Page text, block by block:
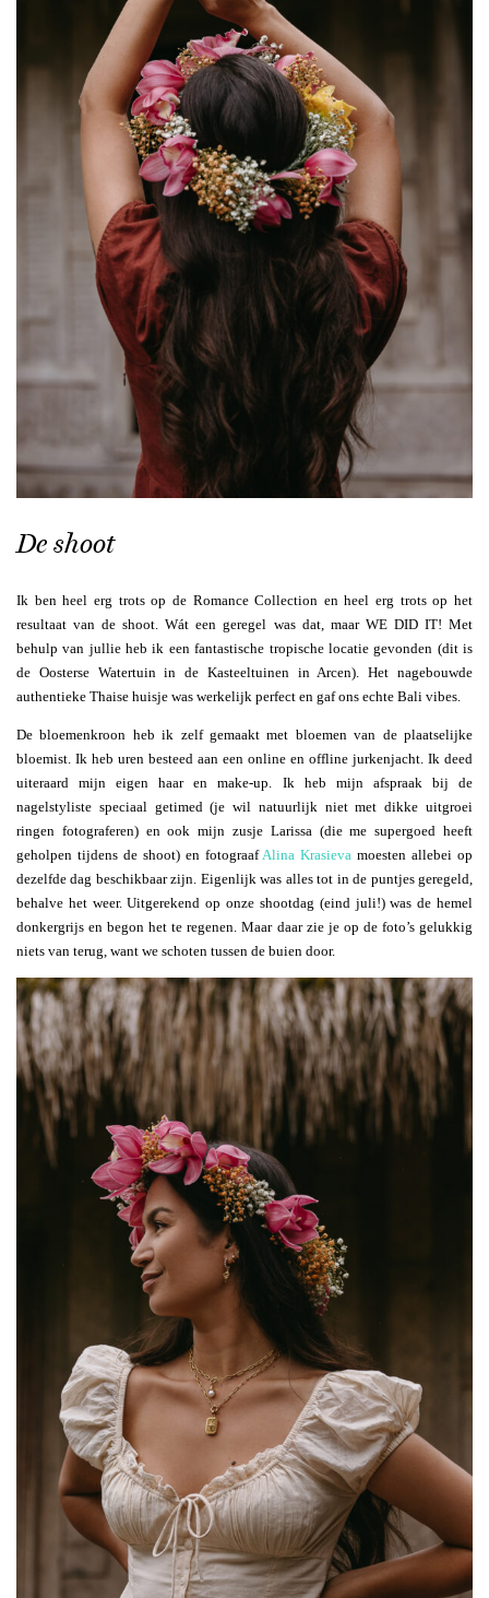
De shoot
Ik ben heel erg trots op de Romance Collection en heel erg trots op het
resultaat van de shoot. Wát een geregel was dat, maar WE DID IT! Met
behulp van jullie heb ik een fantastische tropische locatie gevonden (dit is
de Oosterse Watertuin in de Kasteeltuinen in Arcen). Het nagebouwde
authentieke Thaise huisje was werkelijk perfect en gaf ons echte Bali vibes.
De bloemenkroon heb ik zelf gemaakt met bloemen van de plaatselijke
bloemist. Ik heb uren besteed aan een online en offline jurkenjacht. Ik deed
uiteraard mijn eigen haar en make-up. Ik heb mijn afspraak bij de
nagelstyliste speciaal getimed (je wil natuurlijk niet met dikke uitgroei
ringen fotograferen) en ook mijn zusje Larissa (die me supergoed heeft
geholpen tijdens de shoot) en fotograafAlina Krasieva moesten allebei op
dezelfde dag beschikbaar zijn. Eigenlijk was alles tot in de puntjes geregeld,
behalve het weer. Uitgerekend op onze shootdag (eind juli!) was de hemel
donkergrijs en begon het te regenen. Maar daar zie je op de foto’s gelukkig
niets van terug, want we schoten tussen de buien door.